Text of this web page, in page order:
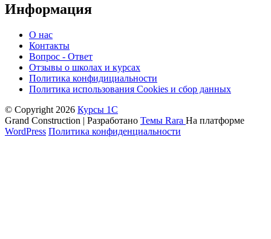
Информация
О нас
Контакты
Вопрос - Ответ
Отзывы о школах и курсах
Политика конфидициальности
Политика использования Cookies и сбор данных
© Copyright 2026 Курсы 1С
Grand Construction | Разработано Темы Rara На платформе
WordPress Политика конфиденциальности